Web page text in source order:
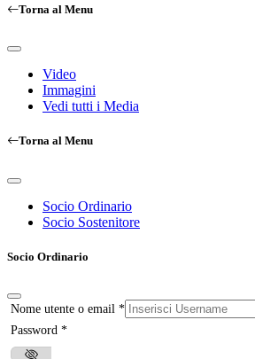
Torna al Menu
Video
Immagini
Vedi tutti i Media
Torna al Menu
Socio Ordinario
Socio Sostenitore
Socio Ordinario
Nome utente o email *
Password *